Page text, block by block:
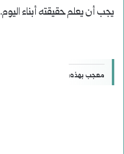
يجب أن يعلم حقيقته أبناء اليوم.
معجب بهذه: